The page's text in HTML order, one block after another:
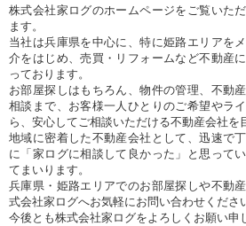
株式会社家ログのホームページをご覧いた
ます。
当社は兵庫県を中心に、特に姫路エリアを
介をはじめ、売買・リフォームなど不動産
っております。
お部屋探しはもちろん、物件の管理、不動
相談まで、お客様一人ひとりのご希望やラ
ら、安心してご相談いただける不動産会社を
地域に密着した不動産会社として、迅速で
に「家ログに相談して良かった」と思って
てまいります。
兵庫県・姫路エリアでのお部屋探しや不動
式会社家ログへお気軽にお問い合わせくださ
今後とも株式会社家ログをよろしくお願い申